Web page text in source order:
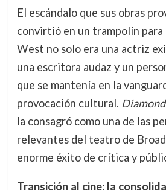
El escándalo que sus obras
convirtió en un trampolín para
West no solo era una actriz
una escritora audaz y un
que se mantenía en la
provocación cultural.
la consagró como una de las
relevantes del teatro de
enorme éxito de crítica y
Transición al cine: la